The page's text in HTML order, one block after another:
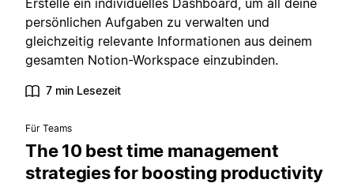
Erstelle ein individuelles Dashboard, um all deine
persönlichen Aufgaben zu verwalten und
gleichzeitig relevante Informationen aus deinem
gesamten Notion-Workspace einzubinden.
7 min Lesezeit
Für Teams
The 10 best time management
strategies for boosting productivity